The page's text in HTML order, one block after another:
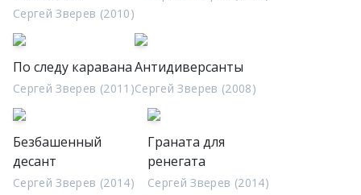
Сергей Зверев (2010)
По следу каравана
Сергей Зверев (2011)
Антидиверсанты
Сергей Зверев (2008)
Безбашенный
десант
Сергей Зверев (2014)
Граната для
ренегата
Сергей Зверев (2014)